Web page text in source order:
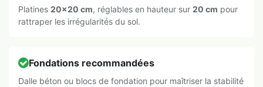
Platines 20×20 cm, réglables en hauteur sur 20 cm pour
rattraper les irrégularités du sol.
Fondations recommandées
Dalle béton ou blocs de fondation pour maîtriser la stabilité